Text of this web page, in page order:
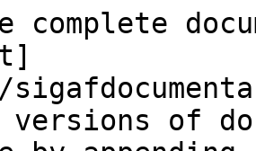
complete
versions of